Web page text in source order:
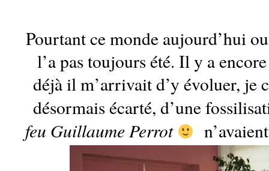
Pourtant ce monde aujourd’hui
l’a pas toujours été. Il y a
déjà il m’arrivait d’y évoluer, je
désormais écarté, d’une
feu Guillaume Perrot